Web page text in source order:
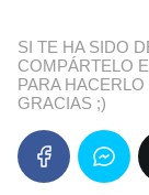
SI TE HA SIDO
COMPÁRTELO
PARA
GRACIAS ;)